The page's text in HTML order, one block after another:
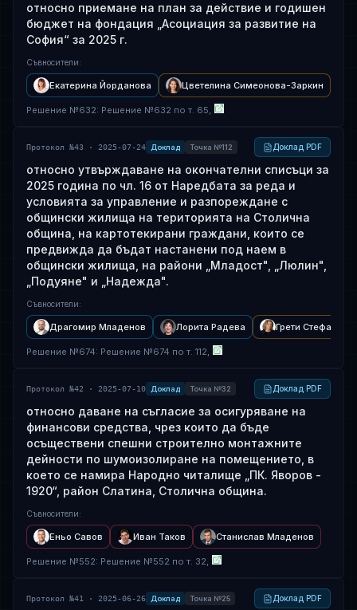
относно приемане на план за действие и годишен
бюджет на фондация „Асоциация за развитие на
София“ за 2025 г.
Съвносители:
Екатерина Йорданова Цветелина Симеонова-Заркин
Решение №632: Решение №632 по т. 65,
Протокол №43 · 2025-07-24 Доклад Точка №112 Доклад PDF
относно утвърждаване на окончателни списъци за
2025 година по чл. 16 от Наредбата за реда и
условията за управление и разпореждане с
общински жилища на територията на Столична
община, на картотекирани граждани, които се
предвижда да бъдат настанени под наем в
общински жилища, на райони „Младост", „Люлин",
„Подуяне" и „Надежда".
Съвносители:
Драгомир Младенов Лорита Радева Грети Стефанова
Решение №674: Решение №674 по т. 112,
Протокол №42 · 2025-07-10 Доклад Точка №32 Доклад PDF
относно даване на съгласие за осигуряване на
финансови средства, чрез които да бъде
осъществени спешни строително монтажните
дейности по шумоизолиране на помещението, в
което се намира Народно читалище „ПК. Яворов -
1920“, район Слатина, Столична община.
Съвносители:
Еньо Савов Иван Таков Станислав Младенов
Решение №552: Решение №552 по т. 32,
Протокол №41 · 2025-06-26 Доклад Точка №25 Доклад PDF